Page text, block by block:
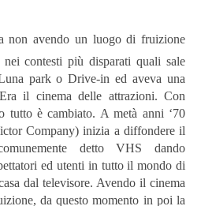
non avendo un luogo di fruizione
contesti più disparati quali sale
park o Drive-in ed aveva una
il cinema delle attrazioni. Con
tutto è cambiato. A metà anni ‘70
Company) inizia a diffondere il
detto VHS dando
ed utenti in tutto il mondo di
dal televisore. Avendo il cinema
da questo momento in poi la